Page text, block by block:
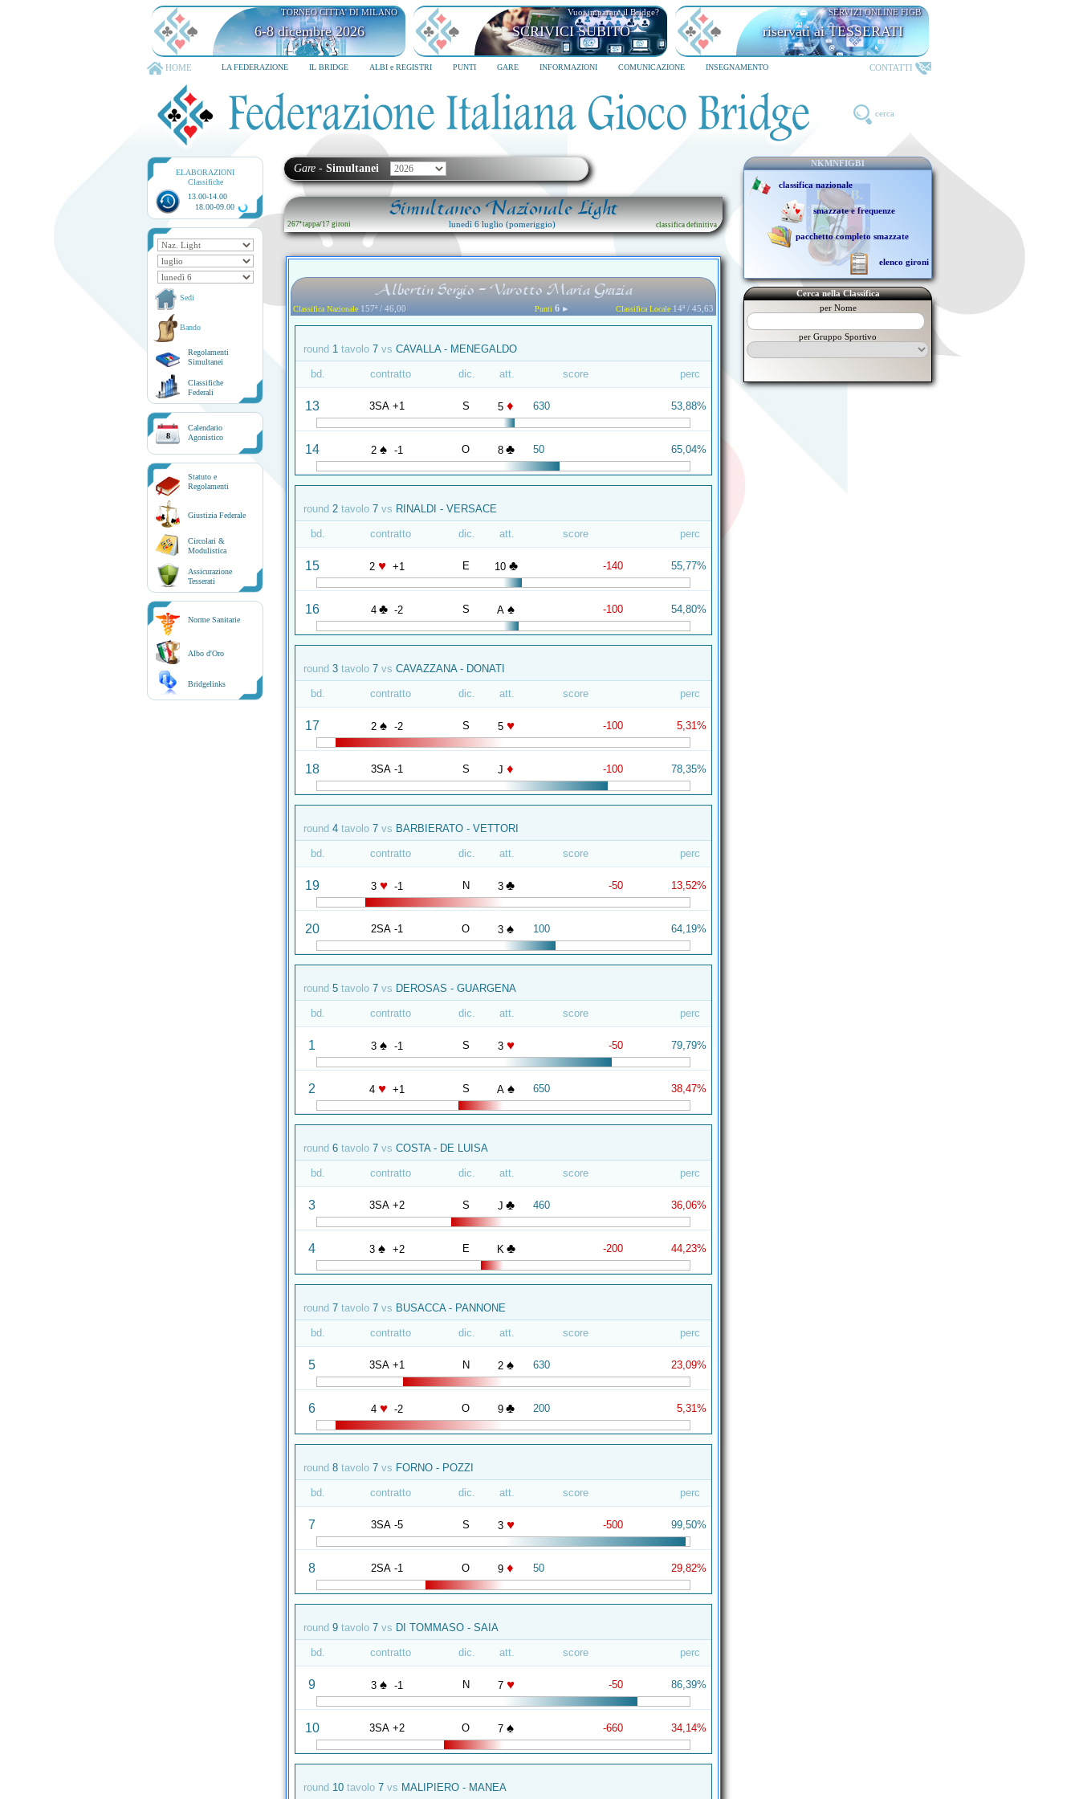
TORNEO CITTA' DI MILANO
6-8 dicembre 2026
Vuoi imparare il Bridge?
SCRIVICI SUBITO
SERVIZI ONLINE FIGB
riservati ai TESSERATI
HOME LA FEDERAZIONE IL BRIDGE ALBI e REGISTRI PUNTI GARE INFORMAZIONI COMUNICAZIONE INSEGNAMENTO CONTATTI
cerca
ELABORAZIONI
Classifiche
13.00-14.00
18.00-09.00
Sedi
Bando
Regolamenti
Simultanei
Classifiche
Federali
8
Calendario
Agonistico
Statuto e
Regolamenti
Giustizia Federale
Circolari &
Modulistica
Assicurazione
Tesserati
Norme Sanitarie
Albo d'Oro
Bridgelinks
Gare - Simultanei
Simultaneo Nazionale Light
267ª tappa/17 gironi lunedì 6 luglio (pomeriggio) classifica definitiva
Albertin Sergio - Varotto Maria Grazia
Classifica Nazionale 157ª / 46,00 Punti 6 ► Classifica Locale 14ª / 45,63
round 1 tavolo 7 vs CAVALLA - MENEGALDO
bd. contratto dic. att. score perc
13 3SA +1 S 5 ♦ 630 53,88%
14 2 ♠ -1 O 8 ♣ 50 65,04%
round 2 tavolo 7 vs RINALDI - VERSACE
bd. contratto dic. att. score perc
15 2 ♥ +1 E 10 ♣ -140 55,77%
16 4 ♣ -2 S A ♠ -100 54,80%
round 3 tavolo 7 vs CAVAZZANA - DONATI
bd. contratto dic. att. score perc
17 2 ♠ -2 S 5 ♥ -100 5,31%
18 3SA -1 S J ♦ -100 78,35%
round 4 tavolo 7 vs BARBIERATO - VETTORI
bd. contratto dic. att. score perc
19 3 ♥ -1 N 3 ♣ -50 13,52%
20 2SA -1 O 3 ♠ 100 64,19%
round 5 tavolo 7 vs DEROSAS - GUARGENA
bd. contratto dic. att. score perc
1 3 ♠ -1 S 3 ♥ -50 79,79%
2 4 ♥ +1 S A ♠ 650 38,47%
round 6 tavolo 7 vs COSTA - DE LUISA
bd. contratto dic. att. score perc
3 3SA +2 S J ♣ 460 36,06%
4 3 ♠ +2 E K ♣ -200 44,23%
round 7 tavolo 7 vs BUSACCA - PANNONE
bd. contratto dic. att. score perc
5 3SA +1 N 2 ♠ 630 23,09%
6 4 ♥ -2 O 9 ♣ 200 5,31%
round 8 tavolo 7 vs FORNO - POZZI
bd. contratto dic. att. score perc
7 3SA -5 S 3 ♥ -500 99,50%
8 2SA -1 O 9 ♦ 50 29,82%
round 9 tavolo 7 vs DI TOMMASO - SAIA
bd. contratto dic. att. score perc
9 3 ♠ -1 N 7 ♥ -50 86,39%
10 3SA +2 O 7 ♠ -660 34,14%
round 10 tavolo 7 vs MALIPIERO - MANEA
NKMNFIGB1
classifica nazionale
smazzate e frequenze
pacchetto completo smazzate
elenco gironi
Cerca nella Classifica
per Nome
per Gruppo Sportivo